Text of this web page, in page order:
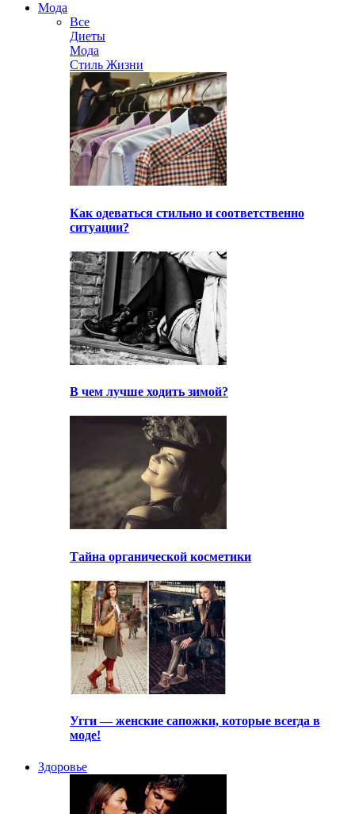
Мода
Все
Диеты
Мода
Стиль Жизни
Как одеваться стильно и соответственно
ситуации?
В чем лучше ходить зимой?
Тайна органической косметики
Угги — женские сапожки, которые всегда в
моде!
Здоровье